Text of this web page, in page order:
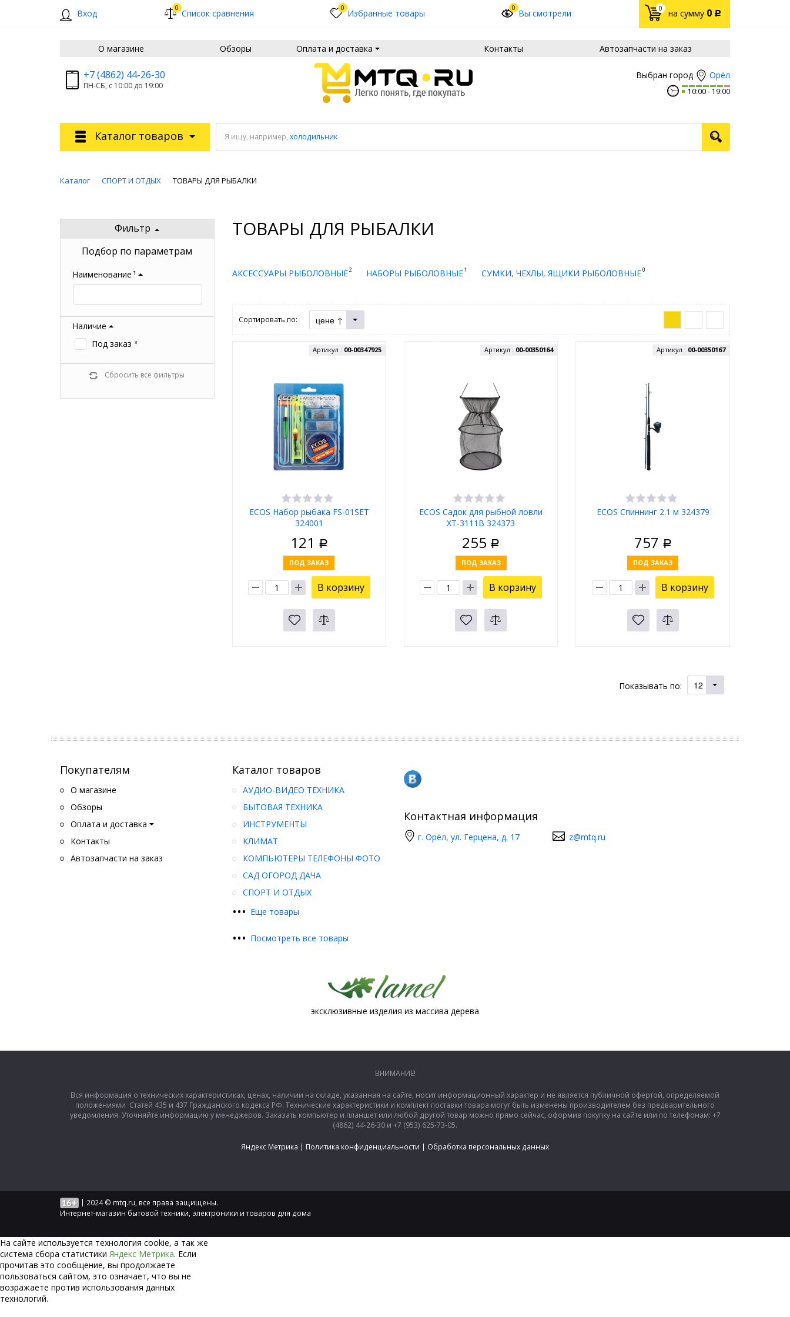
Вход 0 Список сравнения 0 Избранные товары 0 Вы смотрели 0 на сумму 0 Р
О магазине Обзоры Оплата и доставка Контакты Автозапчасти на заказ
Выбран город Орёл
10:00 19:00
+7 (4862) 44-26-30
ПН-СБ, с 10:00 до 19:00
Я ищу, например, холодильник
Каталог товаров
Каталог СПОРТ И ОТДЫХ ТОВАРЫ ДЛЯ РЫБАЛКИ
Фильтр
Подбор по параметрам
Наименование ?
Наличие
Под заказ 3
Сбросить все фильтры
ТОВАРЫ ДЛЯ РЫБАЛКИ
АКСЕССУАРЫ РЫБОЛОВНЫЕ2 НАБОРЫ РЫБОЛОВНЫЕ1 СУМКИ, ЧЕХЛЫ, ЯЩИКИ РЫБОЛОВНЫЕ0
Сортировать по: цене ↑
ECOS Набор рыбака FS-01SET
324001
Артикул : 00-00347925
121 Р
ПОД ЗАКАЗ
В корзину
ECOS Садок для рыбной ловли
XT-3111B 324373
Артикул : 00-00350164
255 Р
ПОД ЗАКАЗ
В корзину
ECOS Спиннинг 2.1 м 324379
Артикул : 00-00350167
757 Р
ПОД ЗАКАЗ
В корзину
Показывать по: 12
Покупателям
О магазине
Обзоры
Оплата и доставка
Контакты
Автозапчасти на заказ
Каталог товаров
••• Еще товары
АУДИО-ВИДЕО ТЕХНИКА
БЫТОВАЯ ТЕХНИКА
ИНСТРУМЕНТЫ
КЛИМАТ
КОМПЬЮТЕРЫ ТЕЛЕФОНЫ ФОТО
САД ОГОРОД ДАЧА
СПОРТ И ОТДЫХ
••• Посмотреть все товары
Контактная информация
г. Орёл, ул. Герцена, д. 17 z@mtq.ru
эксклюзивные изделия из массива дерева
ВНИМАНИЕ!
Вся информация о технических характеристиках, ценах, наличии на складе, указанная на сайте, носит информационный характер и не является публичной офертой, определяемой
положениями Статей 435 и 437 Гражданского кодекса РФ. Технические характеристики и комплект поставки товара могут быть изменены производителем без предварительного
уведомления. Уточняйте информацию у менеджеров. Заказать компьютер и планшет или любой другой товар можно прямо сейчас, оформив покупку на сайте или по телефонам: +7
(4862) 44-26-30 и +7 (953) 625-73-05.
Яндекс Метрика | Политика конфиденциальности | Обработка персональных данных
| 2024 © mtq.ru, все права защищены.
Интернет-магазин бытовой техники, электроники и товаров для дома
На сайте используется технология сookie, а так же
система сбора статистики Яндекс Метрика. Если
прочитав это сообщение, вы продолжаете
пользоваться сайтом, это означает, что вы не
возражаете против использования данных
технологий.